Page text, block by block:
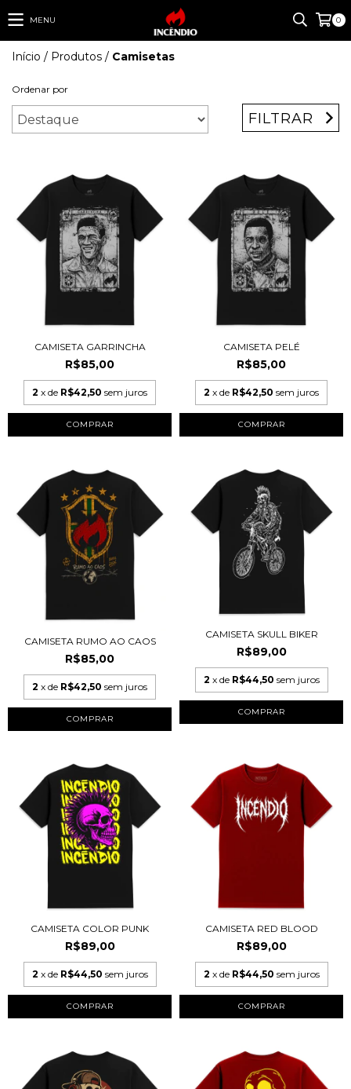
MENU 0
Início / Produtos / Camisetas
Ordenar por
FILTRAR
CAMISETA GARRINCHA
R$85,00
2 x de R$42,50 sem juros
COMPRAR
CAMISETA PELÉ
R$85,00
2 x de R$42,50 sem juros
COMPRAR
CAMISETA RUMO AO CAOS
R$85,00
2 x de R$42,50 sem juros
COMPRAR
CAMISETA SKULL BIKER
R$89,00
2 x de R$44,50 sem juros
COMPRAR
CAMISETA COLOR PUNK
R$89,00
2 x de R$44,50 sem juros
COMPRAR
CAMISETA RED BLOOD
R$89,00
2 x de R$44,50 sem juros
COMPRAR